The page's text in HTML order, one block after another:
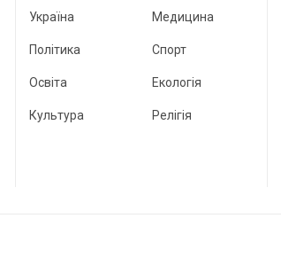
Україна
Політика
Освіта
Культура
Медицина
Спорт
Екологія
Релігія